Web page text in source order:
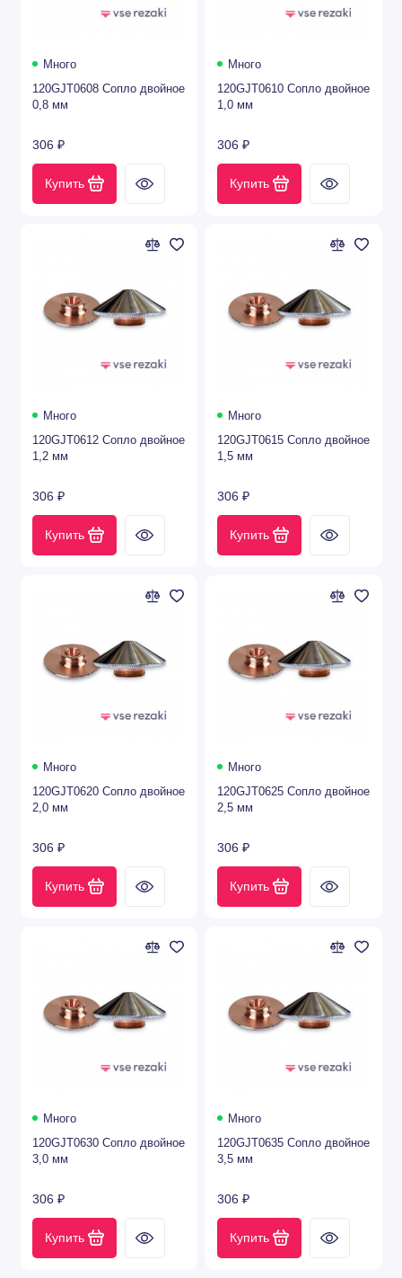
Precitec®
Salvagnini®
WSX®
Hans laser®
Лазерные режущие головки
Линзы для лазеров с держателями
Средства для очистки оптики
Показать все
Много
120GJT0608 Сопло двойное
0,8 мм
306 ₽
Купить
Много
120GJT0610 Сопло двойное
1,0 мм
306 ₽
Купить
Много
120GJT0612 Сопло двойное
1,2 мм
306 ₽
Купить
Много
120GJT0615 Сопло двойное
1,5 мм
306 ₽
Купить
Много
120GJT0620 Сопло двойное
2,0 мм
306 ₽
Купить
Много
120GJT0625 Сопло двойное
2,5 мм
306 ₽
Купить
Много
120GJT0630 Сопло двойное
3,0 мм
306 ₽
Купить
Много
120GJT0635 Сопло двойное
3,5 мм
306 ₽
Купить